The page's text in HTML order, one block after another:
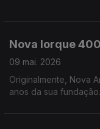
Nova Iorque 400
09 mai. 2026
Originalmente, Nova
anos da sua fundação.